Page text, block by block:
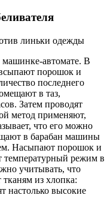
машинке-автомате. В
всыпают порошок и
последнего
в таз,
Затем проводят
метод применяют,
что его можно
в барабан машины
Насыпают порошок и
температурный режим в
учитывать, что
из хлопка:
настолько высокие